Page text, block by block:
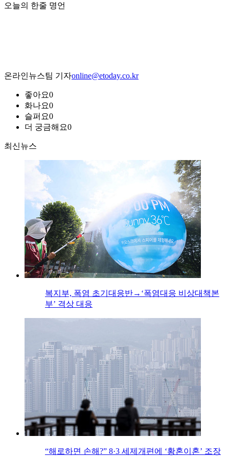
오늘의 한줄 명언
온라인뉴스팀 기자online@etoday.co.kr
좋아요0
화나요0
슬퍼요0
더 궁금해요0
최신뉴스
복지부, 폭염 초기대응반→‘폭염대응 비상대책본
부’ 격상 대응
“해로하면 손해?” 8·3 세제개편에 ‘황혼이혼’ 조장